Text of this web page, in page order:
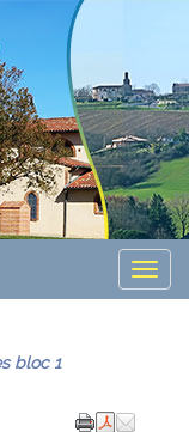
Menu
bloc 1